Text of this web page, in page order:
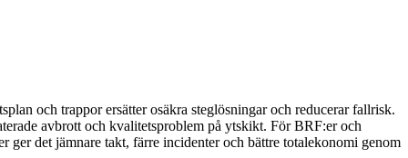
och trappor ersätter osäkra steglösningar och reducerar fallrisk.
avbrott och kvalitetsproblem på ytskikt. För BRF:er och
ger det jämnare takt, färre incidenter och bättre totalekonomi genom